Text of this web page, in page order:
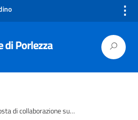
⋮
di Porlezza
sull’amministrazione condivisa e servizio di cittadinanza attiva